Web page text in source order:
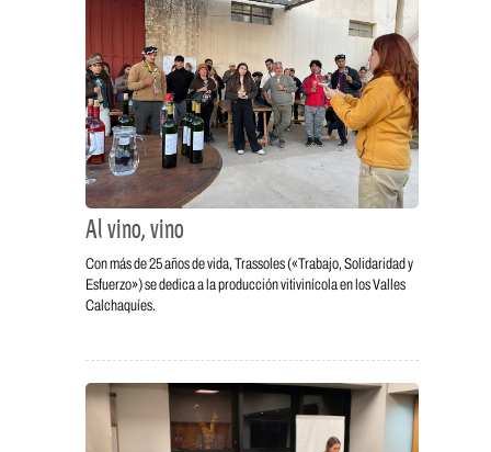
Al vino, vino
Con más de 25 años de vida, Trassoles («Trabajo, Solidaridad y
Esfuerzo») se dedica a la producción vitivinícola en los Valles
Calchaquíes.